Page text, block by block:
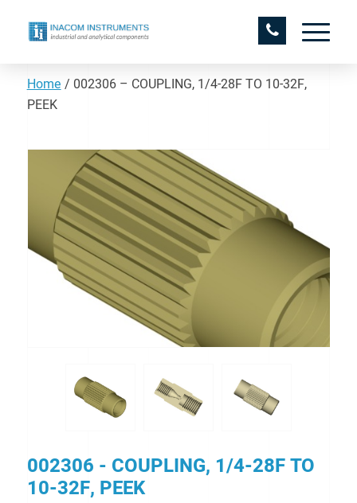
Home / 002306 – COUPLING, 1/4-28F TO 10-32F,
PEEK
002306 - COUPLING, 1/4-28F TO
10-32F, PEEK